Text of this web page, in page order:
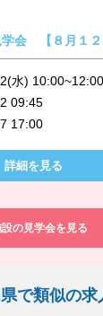
会 【８月１２
水) 10:00~12:00
09:45
17:00
詳細を見る
の見学会を見る
で類似の求